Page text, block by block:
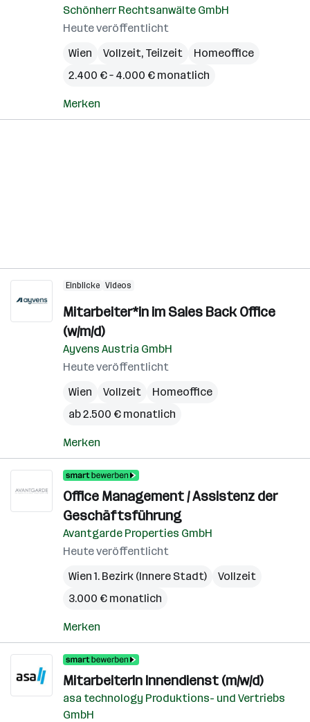
Schönherr Rechtsanwälte GmbH
Heute veröffentlicht
Wien
Vollzeit, Teilzeit
Homeoffice
2.400 € – 4.000 € monatlich
Merken
Einblicke Videos
Mitarbeiter*in im Sales Back Office
(w/m/d)
Ayvens Austria GmbH
Heute veröffentlicht
Wien
Vollzeit
Homeoffice
ab 2.500 € monatlich
Merken
Office Management / Assistenz der
Geschäftsführung
Avantgarde Properties GmbH
Heute veröffentlicht
Wien 1. Bezirk (Innere Stadt)
Vollzeit
3.000 € monatlich
Merken
MitarbeiterIn Innendienst (m/w/d)
asa technology Produktions- und Vertriebs
GmbH